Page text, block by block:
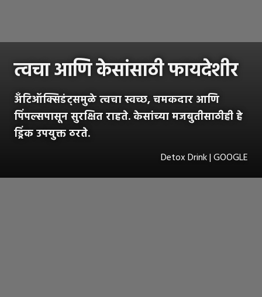
त्वचा आणि केसांसाठी फायदेशीर
अँटिऑक्सिडंट्समुळे त्वचा स्वच्छ, चमकदार आणि
पिंपल्सपासून सुरक्षित राहते. केसांच्या मजबुतीसाठीही हे
ड्रिंक उपयुक्त ठरते.
Detox Drink | GOOGLE